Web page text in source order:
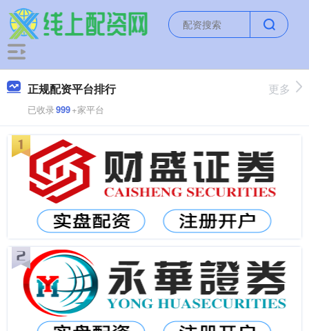
正规配资平台排行
已收录999+家平台
更多